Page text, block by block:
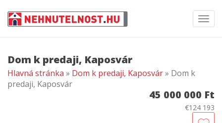
Dom k predaji, Kaposvár
Hlavná stránka » Dom k predaji, Kaposvár» Dom k
predaji, Kaposvár
45 000 000 Ft
€124 193